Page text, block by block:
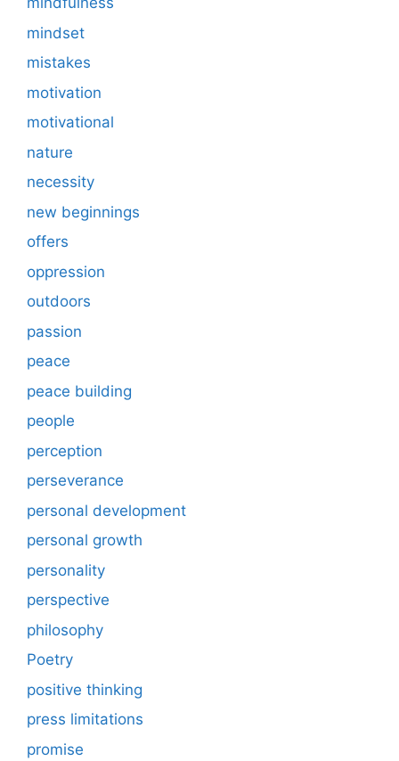
mindset
mistakes
motivation
motivational
nature
necessity
new beginnings
offers
oppression
outdoors
passion
peace
peace building
people
perception
perseverance
personal development
personal growth
personality
perspective
philosophy
Poetry
positive thinking
press limitations
promise